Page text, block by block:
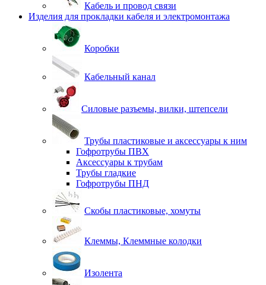
Кабель и провод связи
Изделия для прокладки кабеля и электромонтажа
Коробки
Кабельный канал
Силовые разъемы, вилки, штепсели
Трубы пластиковые и аксессуары к ним
Гофротрубы ПВХ
Аксессуары к трубам
Трубы гладкие
Гофротрубы ПНД
Скобы пластиковые, хомуты
Клеммы, Клеммные колодки
Изолента